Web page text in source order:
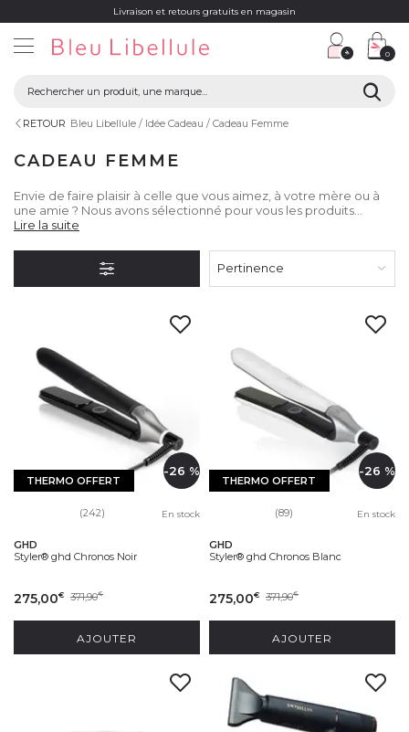
Livraison et retours gratuits en magasin
0
RETOUR Bleu Libellule Idée Cadeau Cadeau Femme
CADEAU FEMME
Envie de faire plaisir à celle que vous aimez, à votre mère ou à
une amie ? Nous avons sélectionné pour vous les produits
beauté et esthétique qui la feront succomber. Découvrez le
Lire la suite
Pertinence
THERMO OFFERT
-26 %
(242) En stock
GHD
Styler® ghd Chronos Noir
275,00€ 371,90€
AJOUTER
THERMO OFFERT
-26 %
(89) En stock
GHD
Styler® ghd Chronos Blanc
275,00€ 371,90€
AJOUTER